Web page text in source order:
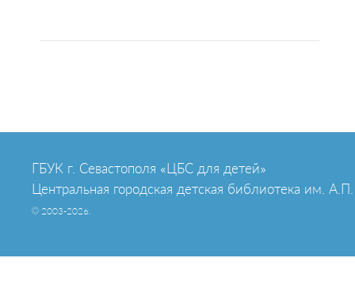
ГБУК г. Севастополя «ЦБС для детей»
Центральная городская детская библиотека им. А.П.
© 2003-2026.